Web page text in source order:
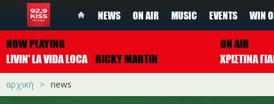
NEWS ON AIR MUSIC EVENTS WIN
NOW PLAYING
LIVIN' LA VIDA LOCA RICKY MARTIN
ON AIR
ΧΡΙΣΤΙΝΑ
αρχική news